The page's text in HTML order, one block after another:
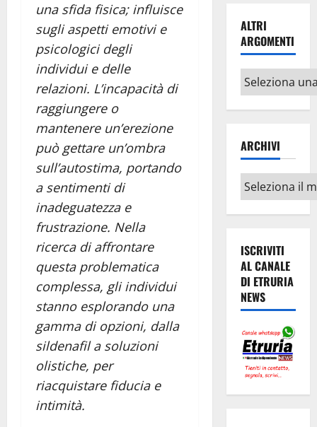
una sfida fisica; influisce
sugli aspetti emotivi e
psicologici degli
individui e delle
relazioni. L’incapacità di
raggiungere o
mantenere un’erezione
può gettare un’ombra
sull’autostima, portando
a sentimenti di
inadeguatezza e
frustrazione. Nella
ricerca di affrontare
questa problematica
complessa, gli individui
stanno esplorando una
gamma di opzioni, dalla
sildenafil a soluzioni
olistiche, per
riacquistare fiducia e
intimità.
ALTRI
ARGOMENTI
Altri
argomenti
ARCHIVI
Archivi
ISCRIVITI
AL CANALE
DI ETRURIA
NEWS